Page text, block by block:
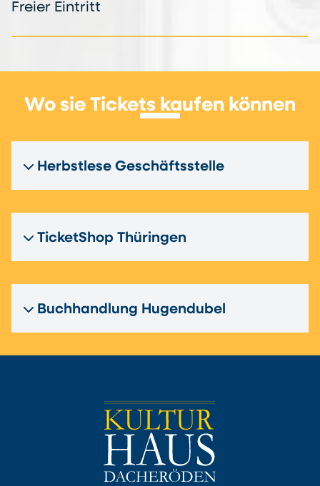
Freier Eintritt
Wo sie Tickets kaufen können
Herbstlese Geschäftsstelle
TicketShop Thüringen
Buchhandlung Hugendubel